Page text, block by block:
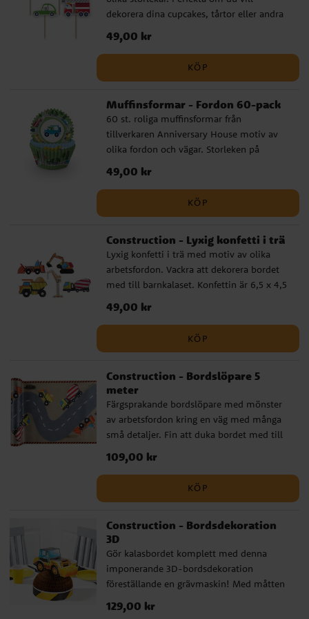
dekorera dina cupcakes, tårtor eller andra
och har en höjd på ca 8 cm.
Pris :49,00 kr
49,00 kr
KÖP
Muffinsformar - Fordon 60-pack
60 st. roliga muffinsformar från
tillverkaren Anniversary House motiv av
olika fordon och vägar. Storleken på
muffinsformarna är 5 x 3 cm. Tips! Använd
gärna en muffinsplåt när du gräddar din
muffins så behåller de formen bättre.
Pris :49,00 kr
49,00 kr
KÖP
Construction - Lyxig konfetti i trä
Lyxig konfetti i trä med motiv av olika
arbetsfordon. Vackra att dekorera bordet
med till barnkalaset. Konfettin är 6,5 x 4,5
och 6,5 x 1,5 cm stora och sammanlagt är
det 10 stycken i en förpackning.
Pris :49,00 kr
49,00 kr
KÖP
Construction - Bordslöpare 5
meter
Färgsprakande bordslöpare med mönster
av arbetsfordon kring en väg med många
små detaljer. Fin att duka bordet med till
ditt barnkalas med fordonstema.
Bordslöparen är i materialet polyester och
är ca 30 cm bred och 5 meter lång.
Pris: 109,00 kr
109,00 kr
KÖP
Construction - Bordsdekoration
3D
Gör kalasbordet komplett med denna
imponerande 3D-bordsdekoration
föreställande en grävmaskin! Med måtten
23 x 28 cm är detta en dekoration som är
perfekt för alla små fordonsentusiaster och
Pris :129,00 kr
129,00 kr